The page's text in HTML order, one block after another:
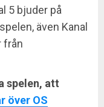
5 bjuder på
även Kanal
från
spelen, att
över OS